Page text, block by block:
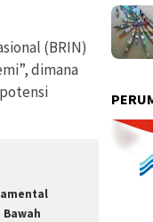
(BRIN)
dimana
Bawah